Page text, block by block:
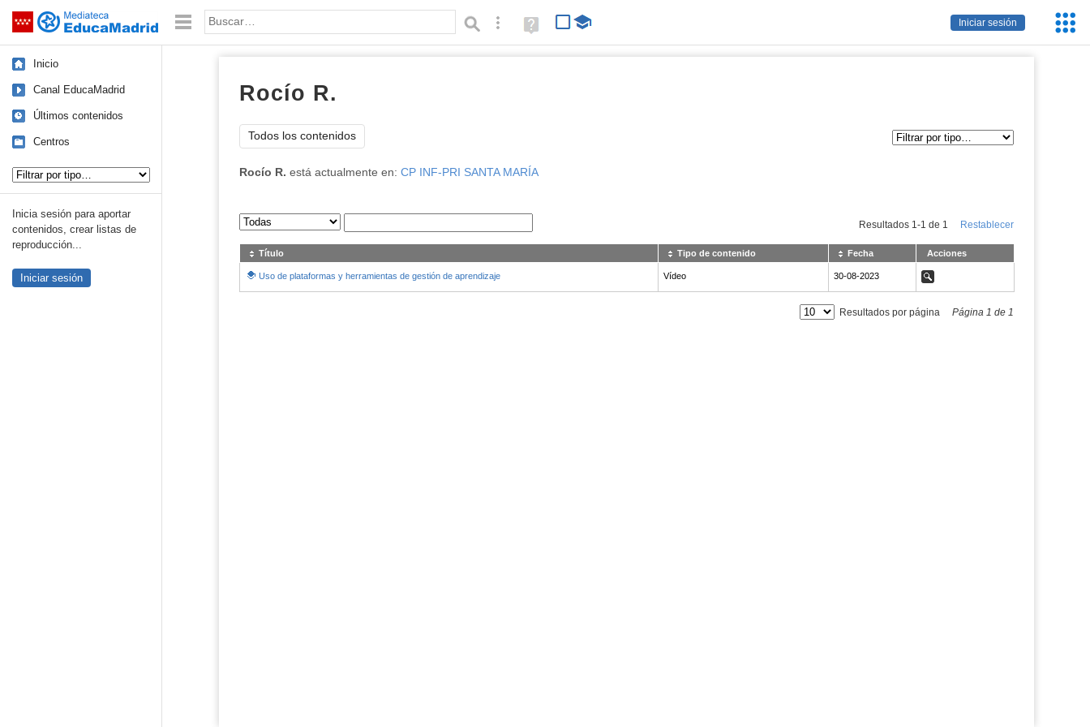
Saltar navegación
Iniciar sesión
Palabra o frase: Búsqueda avanzada
Ayuda
(en
Inicio
Canal EducaMadrid
Últimos contenidos
Centros
Inicia sesión para aportar
contenidos, crear listas de
reproducción...
Iniciar sesión
Rocío R.
Todos los contenidos
Rocío R. está actualmente en: CP INF-PRI SANTA MARÍA
Sus archivos Resultados 1 -1 de 1 Restablecer
Título Tipo de contenido Fecha Acciones
Uso de plataformas y herramientas de gestión de aprendizaje Vídeo NaN30-08-2023
30-08-2023 Ver
Resultados por página Página 1 de 1